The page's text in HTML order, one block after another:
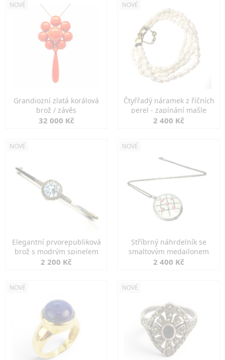
NOVÉ
Grandiozní zlatá korálová
brož / závěs
32 000 Kč
NOVÉ
Čtyřřadý náramek z říčních
perel - zapínání mašle
2 400 Kč
NOVÉ
Elegantní prvorepubliková
brož s modrým spinelem
2 200 Kč
NOVÉ
Stříbrný náhrdelník se
smaltovým medailonem
2 400 Kč
NOVÉ NOVÉ